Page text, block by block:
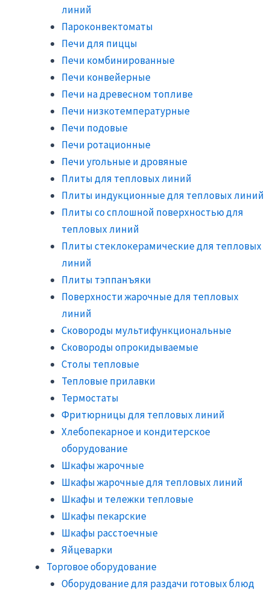
линий
Пароконвектоматы
Печи для пиццы
Печи комбинированные
Печи конвейерные
Печи на древесном топливе
Печи низкотемпературные
Печи подовые
Печи ротационные
Печи угольные и дровяные
Плиты для тепловых линий
Плиты индукционные для тепловых линий
Плиты со сплошной поверхностью для
тепловых линий
Плиты стеклокерамические для тепловых
линий
Плиты тэппанъяки
Поверхности жарочные для тепловых
линий
Сковороды мультифункциональные
Сковороды опрокидываемые
Столы тепловые
Тепловые прилавки
Термостаты
Фритюрницы для тепловых линий
Хлебопекарное и кондитерское
оборудование
Шкафы жарочные
Шкафы жарочные для тепловых линий
Шкафы и тележки тепловые
Шкафы пекарские
Шкафы расстоечные
Яйцеварки
Торговое оборудование
Оборудование для раздачи готовых блюд